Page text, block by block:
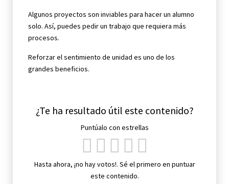
Algunos proyectos son inviables para hacer un alumno
solo. Así, puedes pedir un trabajo que requiera más
procesos.
Reforzar el sentimiento de unidad es uno de los
grandes beneficios.
¿Te ha resultado útil este contenido?
Puntúalo con estrellas
Hasta ahora, ¡no hay votos!. Sé el primero en puntuar
este contenido.